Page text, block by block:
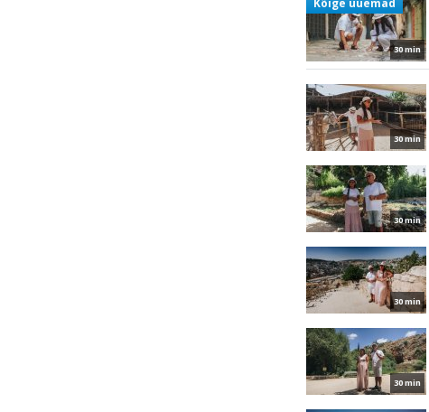
30 min
Kõige uuemad
30 min
30 min
30 min
30 min